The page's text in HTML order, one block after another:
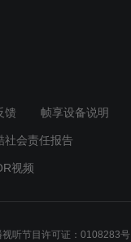
馈 帧享设备说明
社会责任报告
视频
视听节目许可证：0108283号